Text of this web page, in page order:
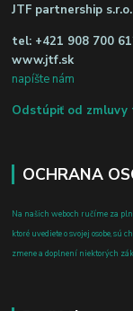
JTF partnership s.r.o.
tel: +421 908 700
www.jtf.sk
napíšte nám
Odstúpiť od zmluvy
OCHRANA
Na našich weboch ručíme za
ktoré uvediete o svojej osobe, sú
zmene a doplnení niektorých